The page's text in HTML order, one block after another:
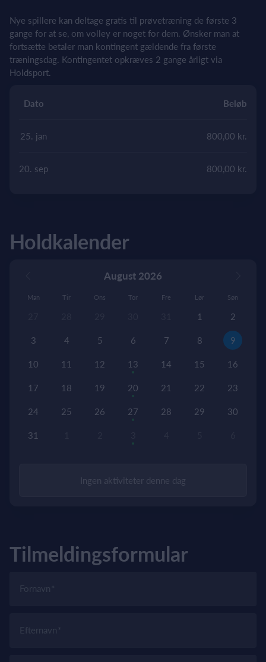
Nye spillere kan deltage gratis til prøvetræning de første 3
gange for at se, om volley er noget for dem. Ønsker man at
fortsætte betaler man kontingent gældende fra første
træningsdag. Kontingentet opkræves 2 gange årligt via
Holdsport.
Dato Beløb
25. jan 800,00 kr.
20. sep 800,00 kr.
Holdkalender
August 2026
Man Tir Ons Tor Fre Lør Søn
1 2
3 4 5 6 7 8 9
10 11 12 13 14 15 16
17 18 19 20 21 22 23
24 25 26 27 28 29 30
31
Ingen aktiviteter denne dag
Tilmeldingsformular
Fornavn
Efternavn